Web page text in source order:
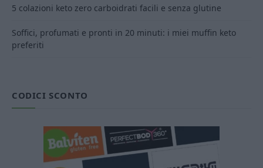
5 colazioni keto zero carboidrati facili e senza glutine
Soffici, profumati e pronti in 20 minuti: i miei muffin keto
preferiti
CODICI SCONTO